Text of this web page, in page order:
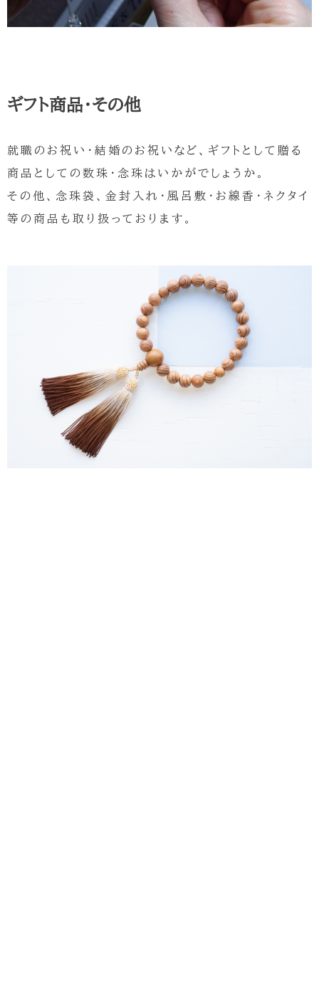
ギフト商品・その他
就職のお祝い・結婚のお祝いなど、ギフトとして贈る
商品としての数珠・念珠はいかがでしょうか。
その他、念珠袋、金封入れ・風呂敷・お線香・ネクタイ
等の商品も取り扱っております。